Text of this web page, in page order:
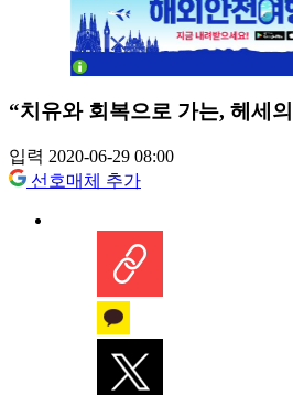
“치유와 회복으로 가는, 헤세
입력 2020-06-29 08:00
선호매체 추가